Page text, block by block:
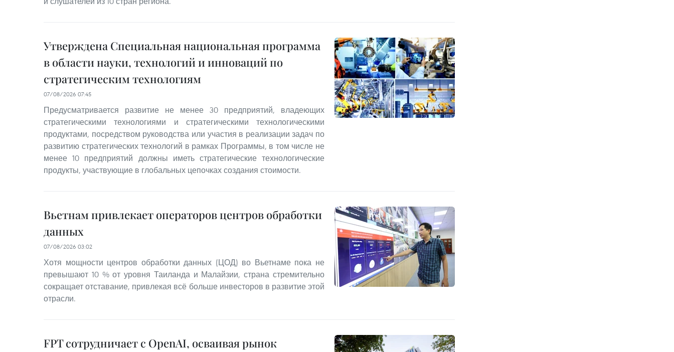
Утверждена Специальная национальная программа
в области науки, технологий и инноваций по
стратегическим технологиям
07/08/2026 07:45
Предусматривается развитие не менее 30 предприятий, владеющих
стратегическими технологиями и стратегическими технологическими
продуктами, посредством руководства или участия в реализации задач по
развитию стратегических технологий в рамках Программы, в том числе не
менее 10 предприятий должны иметь стратегические технологические
продукты, участвующие в глобальных цепочках создания стоимости.
Вьетнам привлекает операторов центров обработки
данных
07/08/2026 03:02
Хотя мощности центров обработки данных (ЦОД) во Вьетнаме пока не
превышают 10 % от уровня Таиланда и Малайзии, страна стремительно
сокращает отставание, привлекая всё больше инвесторов в развитие этой
отрасли.
FPT сотрудничает с OpenAI, осваивая рынок